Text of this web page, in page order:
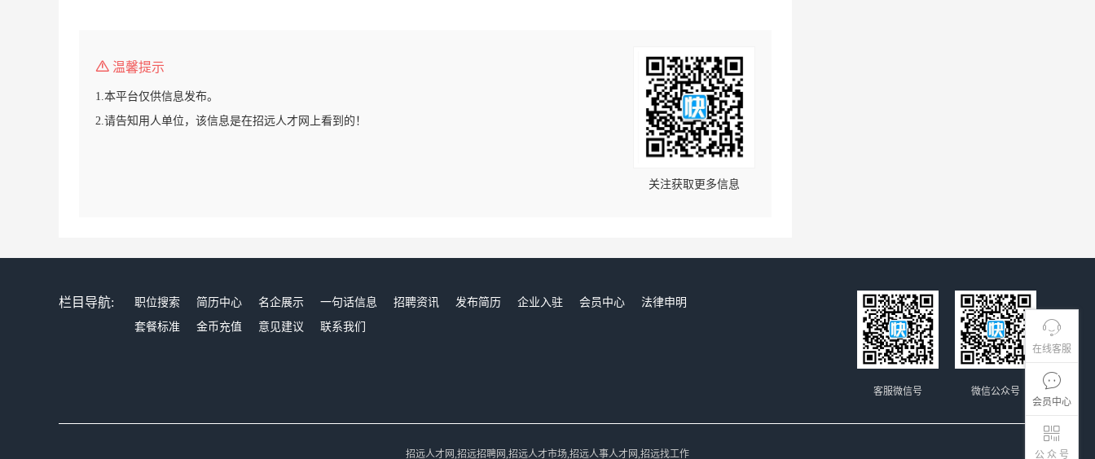
在线客服
会员中心
公 众 号
温馨提示
1.本平台仅供信息发布。
2.请告知用人单位，该信息是在招远人才网上看到的！
关注获取更多信息
栏目导航: 职位搜索 简历中心 名企展示 一句话信息 招聘资讯 发布简历 企业入驻 会员中心
法律申明
套餐标准
金币充值 意见建议 联系我们
微信公众号
客服微信号
招远人才网,招远招聘网,招远人才市场,招远人事人才网,招远找工作